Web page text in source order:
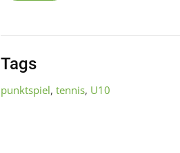
Tags
punktspiel, tennis, U10